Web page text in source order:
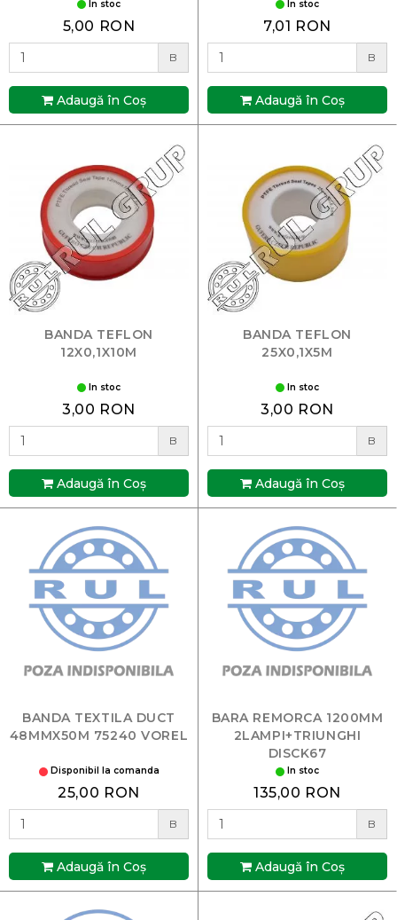
BRECKNER
In stoc
5,00 RON
B
Adaugă în Coş
BRECKNER
In stoc
7,01 RON
B
Adaugă în Coş
BANDA TEFLON
12X0,1X10M
In stoc
3,00 RON
B
Adaugă în Coş
BANDA TEFLON
25X0,1X5M
In stoc
3,00 RON
B
Adaugă în Coş
BANDA TEXTILA DUCT
48MMX50M 75240 VOREL
Disponibil la comanda
25,00 RON
B
Adaugă în Coş
BARA REMORCA 1200MM
2LAMPI+TRIUNGHI
DISCK67
In stoc
135,00 RON
B
Adaugă în Coş